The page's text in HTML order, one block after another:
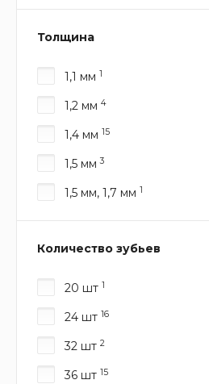
Толщина
1,1 мм 1
1,2 мм 4
1,4 мм 15
1,5 мм3
1,5 мм, 1,7 мм 1
Количество зубьев
20 шт 1
24 шт 16
32 шт 2
36 шт 15